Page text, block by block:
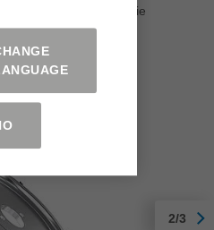
Das alles ermöglicht die
bei maximaler
2/3